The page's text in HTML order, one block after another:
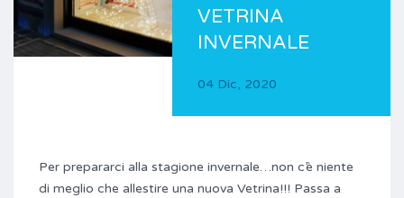
VETRINA
INVERNALE
04 Dic, 2020
Per prepararci alla stagione invernale…non c’è niente
di meglio che allestire una nuova Vetrina!!! Passa a